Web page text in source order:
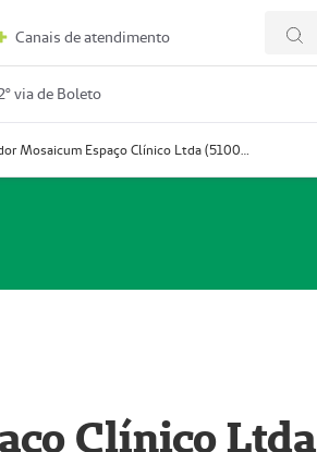
Canais de atendimento
via de Boleto
Prestador Mosaicum Espaço Clínico Ltda (51004352-0)
Clínico Ltda